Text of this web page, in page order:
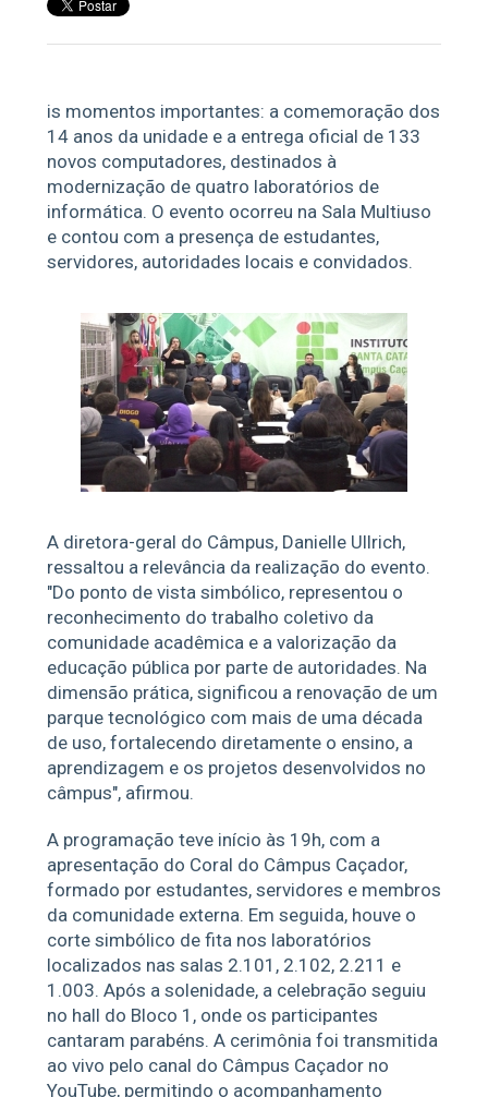
is momentos importantes: a comemoração dos
14 anos da unidade e a entrega oficial de 133
novos computadores, destinados à
modernização de quatro laboratórios de
informática. O evento ocorreu na Sala Multiuso
e contou com a presença de estudantes,
servidores, autoridades locais e convidados.
A diretora-geral do Câmpus, Danielle Ullrich,
ressaltou a relevância da realização do evento.
"Do ponto de vista simbólico, representou o
reconhecimento do trabalho coletivo da
comunidade acadêmica e a valorização da
educação pública por parte de autoridades. Na
dimensão prática, significou a renovação de um
parque tecnológico com mais de uma década
de uso, fortalecendo diretamente o ensino, a
aprendizagem e os projetos desenvolvidos no
câmpus", afirmou.
A programação teve início às 19h, com a
apresentação do Coral do Câmpus Caçador,
formado por estudantes, servidores e membros
da comunidade externa. Em seguida, houve o
corte simbólico de fita nos laboratórios
localizados nas salas 2.101, 2.102, 2.211 e
1.003. Após a solenidade, a celebração seguiu
no hall do Bloco 1, onde os participantes
cantaram parabéns. A cerimônia foi transmitida
ao vivo pelo canal do Câmpus Caçador no
YouTube, permitindo o acompanhamento